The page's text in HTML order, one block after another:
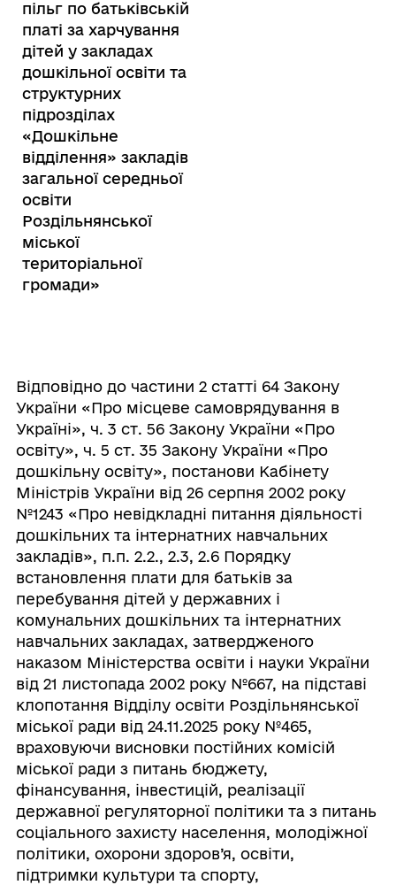
пільг по батьківській
платі за харчування
дітей у закладах
дошкільної освіти та
структурних
підрозділах
«Дошкільне
відділення» закладів
загальної середньої
освіти
Роздільнянської
міської
територіальної
громади»
Відповідно до частини 2 статті 64 Закону
України «Про місцеве самоврядування в
Україні», ч. 3 ст. 56 Закону України «Про
освіту», ч. 5 ст. 35 Закону України «Про
дошкільну освіту», постанови Кабінету
Міністрів України від 26 серпня 2002 року
№1243 «Про невідкладні питання діяльності
дошкільних та інтернатних навчальних
закладів», п.п. 2.2., 2.3, 2.6 Порядку
встановлення плати для батьків за
перебування дітей у державних і
комунальних дошкільних та інтернатних
навчальних закладах, затвердженого
наказом Міністерства освіти і науки України
від 21 листопада 2002 року №667, на підставі
клопотання Відділу освіти Роздільнянської
міської ради від 24.11.2025 року №465,
враховуючи висновки постійних комісій
міської ради з питань бюджету,
фінансування, інвестицій, реалізації
державної регуляторної політики та з питань
соціального захисту населення, молодіжної
політики, охорони здоров’я, освіти,
підтримки культури та спорту,